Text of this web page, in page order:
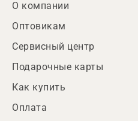
О компании
Оптовикам
Сервисный центр
Подарочные карты
Как купить
Оплата